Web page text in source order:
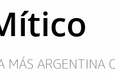
MÁS ARGENTINA